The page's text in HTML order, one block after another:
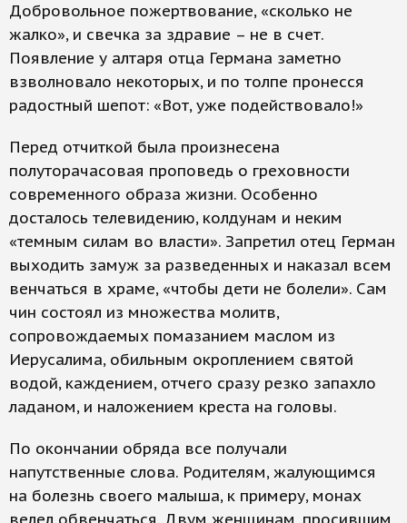
Добровольное пожертвование, «сколько не
жалко», и свечка за здравие – не в счет.
Появление у алтаря отца Германа заметно
взволновало некоторых, и по толпе пронесся
радостный шепот: «Вот, уже подействовало!»
Перед отчиткой была произнесена
полуторачасовая проповедь о греховности
современного образа жизни. Особенно
досталось телевидению, колдунам и неким
«темным силам во власти». Запретил отец Герман
выходить замуж за разведенных и наказал всем
венчаться в храме, «чтобы дети не болели». Сам
чин состоял из множества молитв,
сопровождаемых помазанием маслом из
Иерусалима, обильным окроплением святой
водой, каждением, отчего сразу резко запахло
ладаном, и наложением креста на головы.
По окончании обряда все получали
напутственные слова. Родителям, жалующимся
на болезнь своего малыша, к примеру, монах